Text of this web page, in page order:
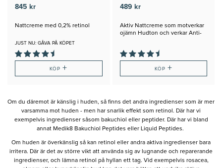
845 kr
Nattcreme med 0,2% retinol
JUST NU: GÅVA PÅ KÖPET
KÖP+
489 kr
Aktiv Nattcreme som motverkar
ojämn Hudton och verkar Anti-
KÖP +
Om du däremot är känslig i huden, så finns det andra ingredienser som är mer
varsamma mot huden - men har snarlik effekt som retinol. Där har vi
exempelvis ingredienser såsom bakuchiol eller peptider. Där har vi bland
annat Medik8 Bakuchiol Peptides eller Liquid Peptides.
Om huden är överkänslig så kan retinol eller andra aktiva ingredienser bara
irritera. Där är det av större vikt att använda sig av lugnande och reparerande
ingredienser, och lämna retinol på hyllan ett tag. Vid exempelvis rosacea,